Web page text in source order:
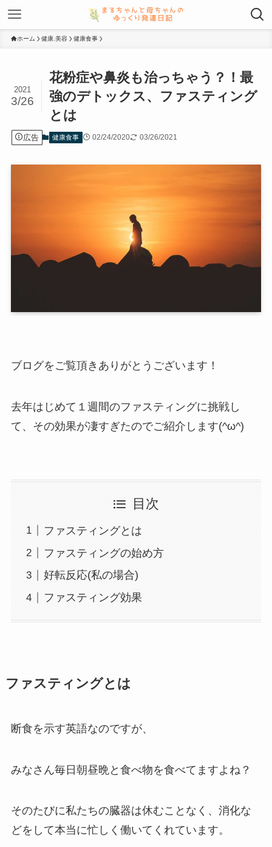
ホーム 健康.美容 健康食事
花粉症や鼻炎も治っちゃう？！最
強のデトックス、ファスティング
とは
2021
3/26
広告 健康食事 02/24/2020 03/26/2021
ブログをご覧頂きありがとうございます！
去年はじめて１週間のファスティングに挑戦し
て、その効果が凄すぎたのでご紹介します(^ω^)
目次
ファスティングとは
ファスティングの始め方
好転反応(私の場合)
ファスティング効果
ファスティングとは
断食を示す英語なのですが、
みなさん毎日朝昼晩と食べ物を食べてますよね？
そのたびに私たちの臓器は休むことなく、消化な
どをして本当に忙しく働いてくれています。